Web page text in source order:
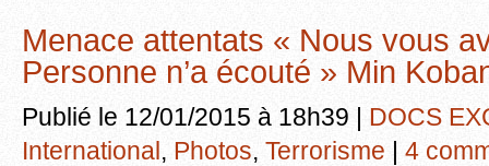
Menace attentats « Nous vous
Personne n’a écouté » Min
Publié le 12/01/2015 à 18h39 | DOCS
International, Photos, Terrorisme | 4